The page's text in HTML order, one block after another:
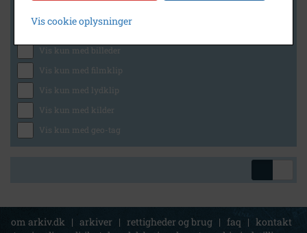
Generelt
Vis kun med billeder
Vis kun med filmklip
Vis kun med lydklip
Vis kun med kilder
Vis kun med geo-tag
om arkiv.dk | arkiver | rettigheder og brug | faq | kontakt
Vis cookie oplysninger